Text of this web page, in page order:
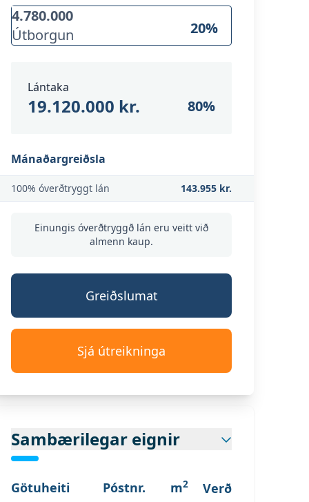
Mynd 1
Útborgun 20%
Lántaka
19.120.000 kr. 80%
Mánaðargreiðsla
100% óverðtryggt lán 143.955 kr.
Einungis óverðtryggð lán eru veitt við
almenn kaup.
Greiðslumat
Sjá útreikninga
Sambærilegar eignir
Götuheiti Póstnr. m2 Verð